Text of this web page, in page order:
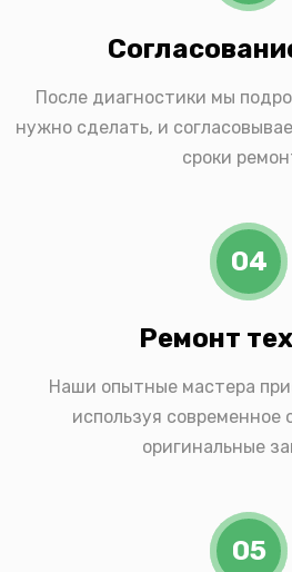
После диагностики мы
нужно сделать, и
сроки
04
Ремонт
Наши опытные мастера
используя современное
оригинальные
05